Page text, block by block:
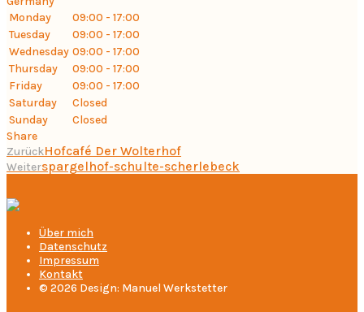
Monday
09:00 - 17:00
Tuesday
09:00 - 17:00
Wednesday 09:00 - 17:00
Thursday
09:00 - 17:00
Friday
09:00 - 17:00
Saturday
Closed
Sunday
Closed
Share
ZurückHofcafé Der Wolterhof
Weiterspargelhof-schulte-scherlebeck
Über mich
Datenschutz
Impressum
Kontakt
© 2026 Design: Manuel Werkstetter